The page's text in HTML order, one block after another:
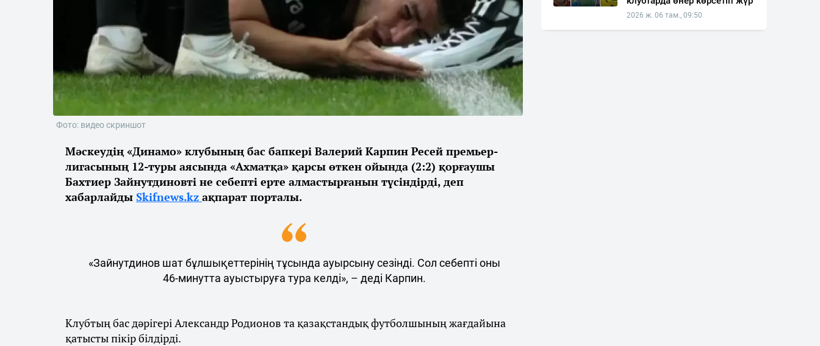
Фото: видео скриншот
Мәскеудің «Динамо» клубының бас бапкері Валерий Карпин Ресей премьер-
лигасының 12-туры аясында «Ахматқа» қарсы өткен ойында (2:2) қорғаушы
Бахтиер Зайнутдиновті не себепті ерте алмастырғанын түсіндірді, деп
хабарлайды Skifnews.kz ақпарат порталы.
«Зайнутдинов шат бұлшықеттерінің тұсында ауырсыну сезінді. Сол себепті оны
46-минутта ауыстыруға тура келді», – деді Карпин.
Клубтың бас дәрігері Александр Родионов та қазақстандық футболшының жағдайына
қатысты пікір білдірді.
2026 ж. 06 там., 09:50